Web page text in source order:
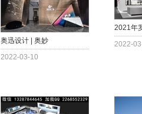
奥迅设计 | 奥妙
2022-03-10
2021年
2022-